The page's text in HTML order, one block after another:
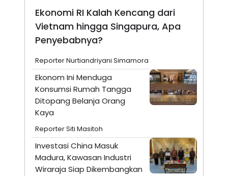
Ekonomi RI Kalah Kencang dari
Vietnam hingga Singapura, Apa
Penyebabnya?
Reporter Nurtiandriyani Simamora
Ekonom Ini Menduga
Konsumsi Rumah Tangga
Ditopang Belanja Orang
Kaya
Reporter Siti Masitoh
Investasi China Masuk
Madura, Kawasan Industri
Wiraraja Siap Dikembangkan